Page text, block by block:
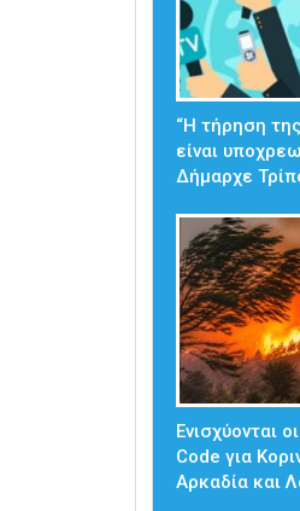
“Η τήρηση
είναι
Δήμαρχε
Ενισχύονται
Code για
Αρκαδία και